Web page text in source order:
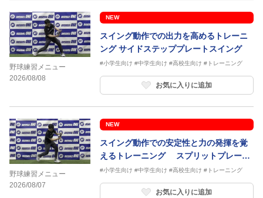
野球練習メニュー
2026/08/08
NEW
スイング動作での出力を高めるトレーニ
ング サイドステッププレートスイング
#小学生向け #中学生向け #高校生向け #トレーニング
お気に入りに追加
野球練習メニュー
2026/08/07
NEW
スイング動作での安定性と力の発揮を覚
えるトレーニング スプリットプレート
スイング
#小学生向け #中学生向け #高校生向け #トレーニング
お気に入りに追加